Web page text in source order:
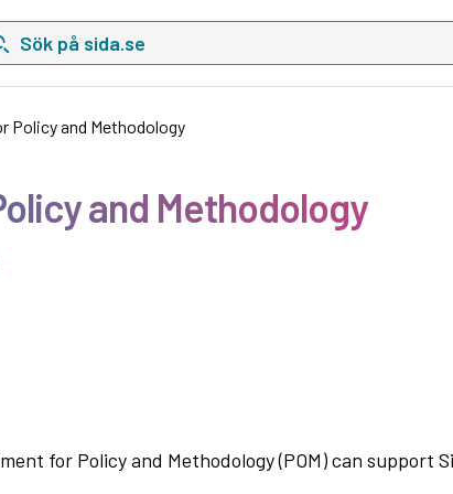
sida.se, sökförslag kommer att visas i en lista under
Policy and Methodology
and Methodology
for Policy and Methodology (POM) can support